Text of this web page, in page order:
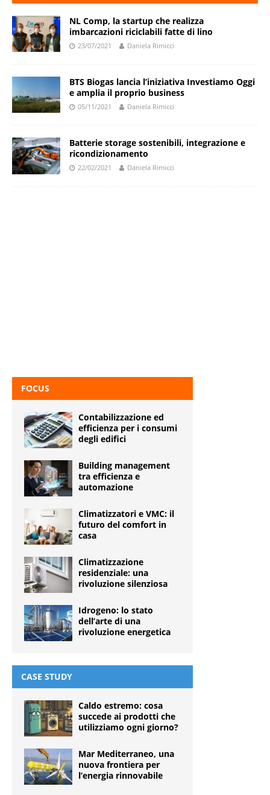
NL Comp, la startup che realizza
imbarcazioni riciclabili fatte di lino
23/07/2021 Daniela Rimicci
BTS Biogas lancia l’iniziativa Investiamo Oggi
e amplia il proprio business
05/11/2021 Daniela Rimicci
Batterie storage sostenibili, integrazione e
ricondizionamento
22/02/2021 Daniela Rimicci
FOCUS
Contabilizzazione ed
efficienza per i consumi
degli edifici
Building management
tra efficienza e
automazione
Climatizzatori e VMC: il
futuro del comfort in
casa
Climatizzazione
residenziale: una
rivoluzione silenziosa
Idrogeno: lo stato
dell’arte di una
rivoluzione energetica
CASE STUDY
Caldo estremo: cosa
succede ai prodotti che
utilizziamo ogni giorno?
Mar Mediterraneo, una
nuova frontiera per
l’energia rinnovabile